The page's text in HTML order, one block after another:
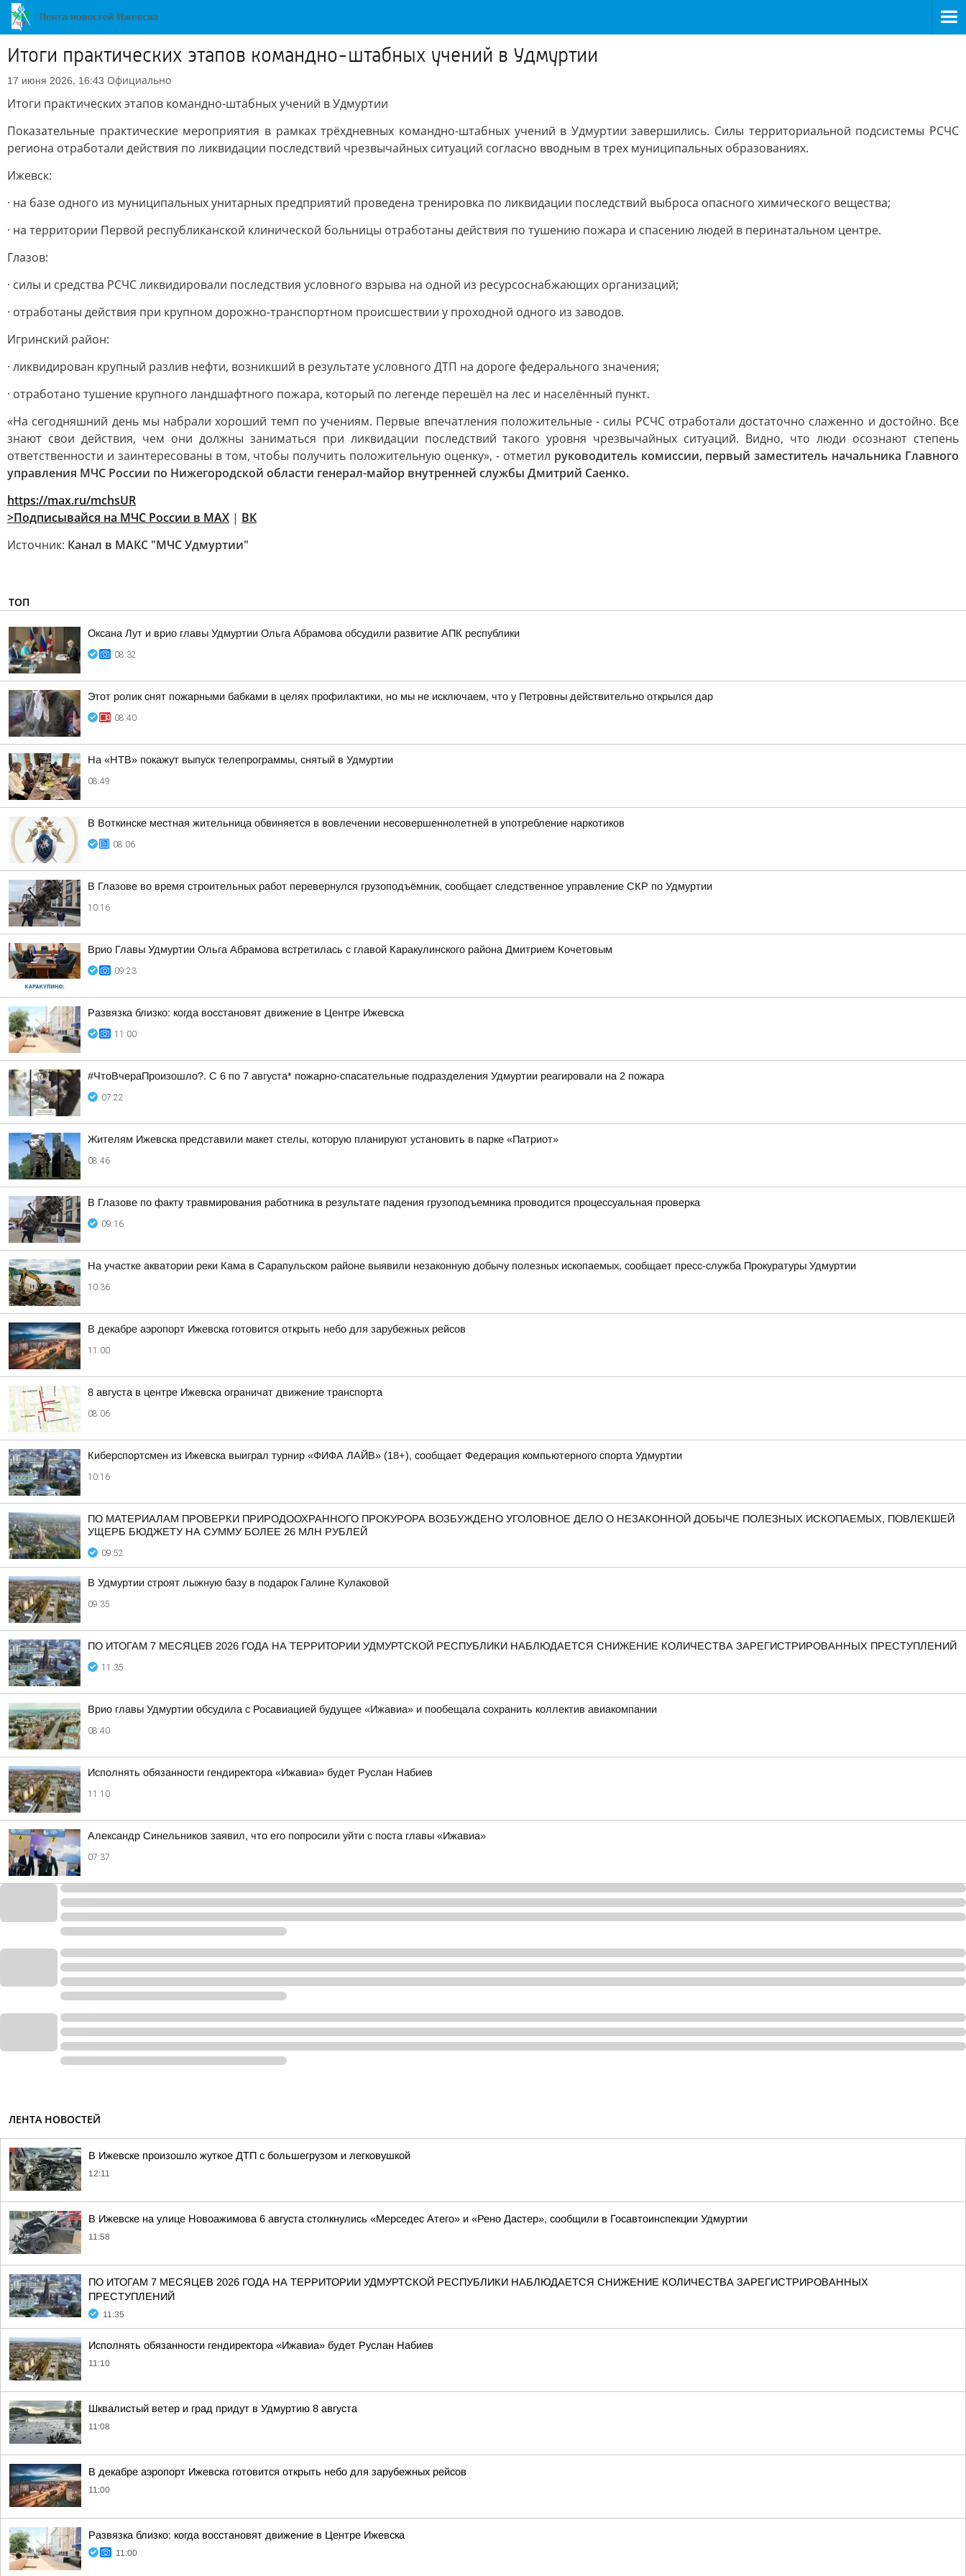
Итоги практических этапов командно-штабных учений в Удмуртии
17 июня 2026, 16:43 Официально
Итоги практических этапов командно-штабных учений в Удмуртии
Показательные практические мероприятия в рамках трёхдневных командно-штабных учений в Удмуртии завершились. Силы территориальной подсистемы РСЧС
региона отработали действия по ликвидации последствий чрезвычайных ситуаций согласно вводным в трех муниципальных образованиях.
Ижевск:
· на базе одного из муниципальных унитарных предприятий проведена тренировка по ликвидации последствий выброса опасного химического вещества;
· на территории Первой республиканской клинической больницы отработаны действия по тушению пожара и спасению людей в перинатальном центре.
Глазов:
· силы и средства РСЧС ликвидировали последствия условного взрыва на одной из ресурсоснабжающих организаций;
· отработаны действия при крупном дорожно-транспортном происшествии у проходной одного из заводов.
Игринский район:
· ликвидирован крупный разлив нефти, возникший в результате условного ДТП на дороге федерального значения;
· отработано тушение крупного ландшафтного пожара, который по легенде перешёл на лес и населённый пункт.
«На сегодняшний день мы набрали хороший темп по учениям. Первые впечатления положительные - силы РСЧС отработали достаточно слаженно и достойно. Все
знают свои действия, чем они должны заниматься при ликвидации последствий такого уровня чрезвычайных ситуаций. Видно, что люди осознают степень
ответственности и заинтересованы в том, чтобы получить положительную оценку», - отметил руководитель комиссии, первый заместитель начальника Главного
управления МЧС России по Нижегородской области генерал-майор внутренней службы Дмитрий Саенко.
https://max.ru/mchsUR
>Подписывайся на МЧС России в MAX | ВК
Источник: Канал в МАКС "МЧС Удмуртии"
ТОП
Оксана Лут и врио главы Удмуртии Ольга Абрамова обсудили развитие АПК республики
08:32
Этот ролик снят пожарными бабками в целях профилактики, но мы не исключаем, что у Петровны действительно открылся дар
08:40
На «НТВ» покажут выпуск телепрограммы, снятый в Удмуртии
08:49
В Воткинске местная жительница обвиняется в вовлечении несовершеннолетней в употребление наркотиков
08:06
В Глазове во время строительных работ перевернулся грузоподъёмник, сообщает следственное управление СКР по Удмуртии
10:16
Врио Главы Удмуртии Ольга Абрамова встретилась с главой Каракулинского района Дмитрием Кочетовым
09:23
Развязка близко: когда восстановят движение в Центре Ижевска
11:00
#ЧтоВчераПроизошло?. С 6 по 7 августа* пожарно-спасательные подразделения Удмуртии реагировали на 2 пожара
07:22
Жителям Ижевска представили макет стелы, которую планируют установить в парке «Патриот»
08:46
В Глазове по факту травмирования работника в результате падения грузоподъемника проводится процессуальная проверка
09:16
На участке акватории реки Кама в Сарапульском районе выявили незаконную добычу полезных ископаемых, сообщает пресс-служба Прокуратуры Удмуртии
10:36
В декабре аэропорт Ижевска готовится открыть небо для зарубежных рейсов
11:00
8 августа в центре Ижевска ограничат движение транспорта
08:06
Киберспортсмен из Ижевска выиграл турнир «ФИФА ЛАЙВ» (18+), сообщает Федерация компьютерного спорта Удмуртии
10:16
ПО МАТЕРИАЛАМ ПРОВЕРКИ ПРИРОДООХРАННОГО ПРОКУРОРА ВОЗБУЖДЕНО УГОЛОВНОЕ ДЕЛО О НЕЗАКОННОЙ ДОБЫЧЕ ПОЛЕЗНЫХ ИСКОПАЕМЫХ, ПОВЛЕКШЕЙ
УЩЕРБ БЮДЖЕТУ НА СУММУ БОЛЕЕ 26 МЛН РУБЛЕЙ
09:52
В Удмуртии строят лыжную базу в подарок Галине Кулаковой
09:35
ПО ИТОГАМ 7 МЕСЯЦЕВ 2026 ГОДА НА ТЕРРИТОРИИ УДМУРТСКОЙ РЕСПУБЛИКИ НАБЛЮДАЕТСЯ СНИЖЕНИЕ КОЛИЧЕСТВА ЗАРЕГИСТРИРОВАННЫХ ПРЕСТУПЛЕНИЙ
11:35
Врио главы Удмуртии обсудила с Росавиацией будущее «Ижавиа» и пообещала сохранить коллектив авиакомпании
08:40
Исполнять обязанности гендиректора «Ижавиа» будет Руслан Набиев
11:10
Александр Синельников заявил, что его попросили уйти с поста главы «Ижавиа»
07:37
ЛЕНТА НОВОСТЕЙ
В Ижевске произошло жуткое ДТП с большегрузом и легковушкой
12:11
В Ижевске на улице Новоажимова 6 августа столкнулись «Мерседес Атего» и «Рено Дастер», сообщили в Госавтоинспекции Удмуртии
11:58
ПО ИТОГАМ 7 МЕСЯЦЕВ 2026 ГОДА НА ТЕРРИТОРИИ УДМУРТСКОЙ РЕСПУБЛИКИ НАБЛЮДАЕТСЯ СНИЖЕНИЕ КОЛИЧЕСТВА ЗАРЕГИСТРИРОВАННЫХ
ПРЕСТУПЛЕНИЙ
11:35
Исполнять обязанности гендиректора «Ижавиа» будет Руслан Набиев
11:10
Шквалистый ветер и град придут в Удмуртию 8 августа
11:08
В декабре аэропорт Ижевска готовится открыть небо для зарубежных рейсов
11:00
Развязка близко: когда восстановят движение в Центре Ижевска
11:00